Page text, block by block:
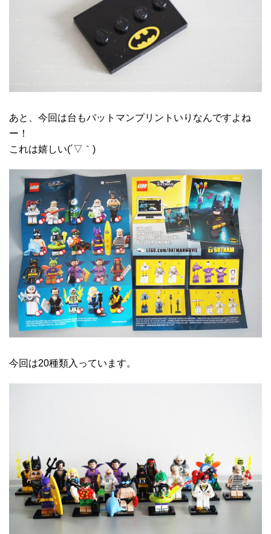
あと、今回は台もバットマンプリントいりなんですよね
ー！
これは嬉しい(´▽｀)
今回は20種類入っています。